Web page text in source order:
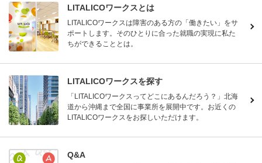
LITALICOワークスとは
LITALICOワークスは障害のある方の「働きたい」をサ
ポートします。そのひとりに合った就職の実現に私た
ちができることとは。
LITALICOワークスを探す
「LITALICOワークスってどこにあるんだろう？」北海
道から沖縄まで全国に事業所を展開中です。お近くの
LITALICOワークスをお探しいただけます。
Q&A